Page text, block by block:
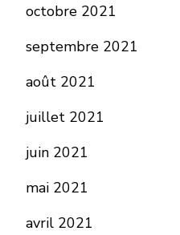
octobre 2021
septembre 2021
août 2021
juillet 2021
juin 2021
mai 2021
avril 2021